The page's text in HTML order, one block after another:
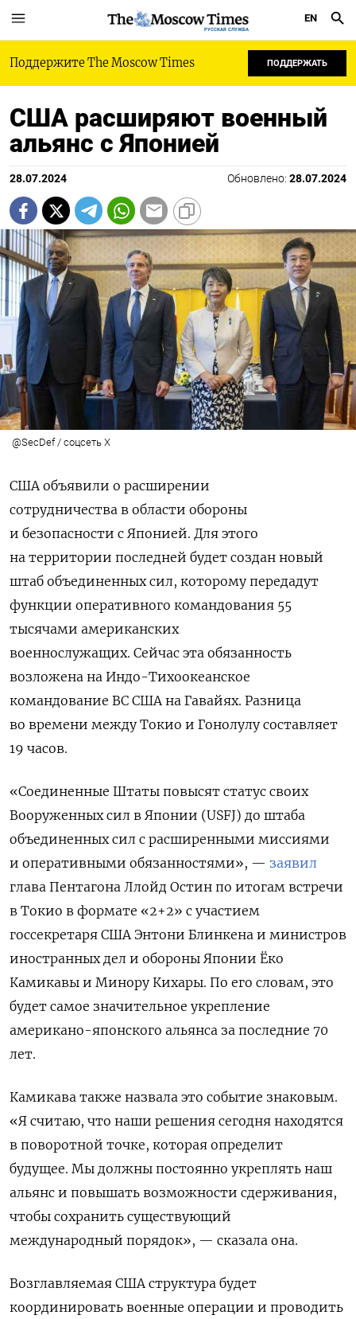
РУССКАЯ СЛУЖБА
EN
Поддержите The Moscow Times ПОДДЕРЖАТЬ
США расширяют военный
альянс с Японией
28.07.2024 Обновлено: 28.07.2024
@SecDef / соцсеть X
США объявили о расширении
сотрудничества в области обороны
и безопасности с Японией. Для этого
на территории последней будет создан новый
штаб объединенных сил, которому передадут
функции оперативного командования 55
тысячами американских
военнослужащих. Сейчас эта обязанность
возложена на Индо-Тихоокеанское
командование ВС США на Гавайях. Разница
во времени между Токио и Гонолулу составляет
19 часов.
«Соединенные Штаты повысят статус своих
Вооруженных сил в Японии (USFJ) до штаба
объединенных сил с расширенными миссиями
и оперативными обязанностями», — заявил
глава Пентагона Ллойд Остин по итогам встречи
в Токио в формате «2+2» с участием
госсекретаря США Энтони Блинкена и министров
иностранных дел и обороны Японии Ёко
Камикавы и Минору Кихары. По его словам, это
будет самое значительное укрепление
американо-японского альянса за последние 70
лет.
Камикава также назвала это событие знаковым.
«Я считаю, что наши решения сегодня находятся
в поворотной точке, которая определит
будущее. Мы должны постоянно укреплять наш
альянс и повышать возможности сдерживания,
чтобы сохранить существующий
международный порядок», — сказала она.
Возглавляемая США структура будет
координировать военные операции и проводить